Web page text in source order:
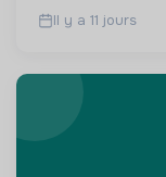
Il y a 11 jours